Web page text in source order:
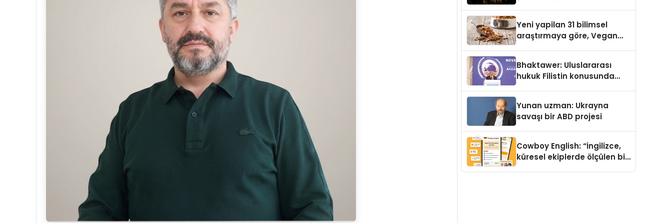
Yeni yapilan 31 bilimsel
araştırmaya göre, Vegan
Sindirildiğini Ortaya Koydu
Bhaktawer: Uluslararası
hukuk Filistin konusunda
Yunan uzman: Ukrayna
savaşı bir ABD projesi
Cowboy English: “İngilizce,
küresel ekiplerde ölçülen bir